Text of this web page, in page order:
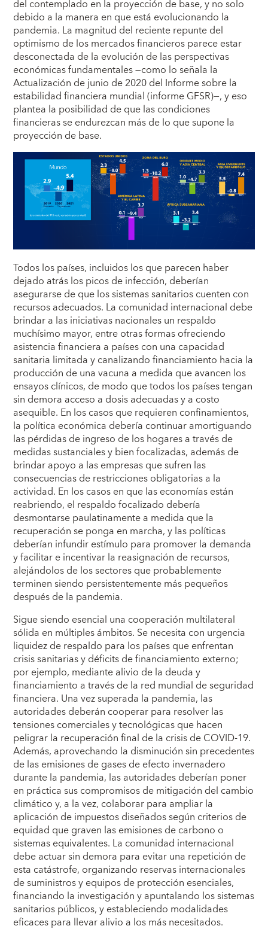
del contemplado en la proyección de base, y no solo
debido a la manera en que está evolucionando la
pandemia. La magnitud del reciente repunte del
optimismo de los mercados financieros parece estar
desconectada de la evolución de las perspectivas
económicas fundamentales —como lo señala la
Actualización de junio de 2020 del Informe sobre la
estabilidad financiera mundial (informe GFSR)—, y eso
plantea la posibilidad de que las condiciones
financieras se endurezcan más de lo que supone la
proyección de base.
Todos los países, incluidos los que parecen haber
dejado atrás los picos de infección, deberían
asegurarse de que los sistemas sanitarios cuenten con
recursos adecuados. La comunidad internacional debe
brindar a las iniciativas nacionales un respaldo
muchísimo mayor, entre otras formas ofreciendo
asistencia financiera a países con una capacidad
sanitaria limitada y canalizando financiamiento hacia la
producción de una vacuna a medida que avancen los
ensayos clínicos, de modo que todos los países tengan
sin demora acceso a dosis adecuadas y a costo
asequible. En los casos que requieren confinamientos,
la política económica debería continuar amortiguando
las pérdidas de ingreso de los hogares a través de
medidas sustanciales y bien focalizadas, además de
brindar apoyo a las empresas que sufren las
consecuencias de restricciones obligatorias a la
actividad. En los casos en que las economías están
reabriendo, el respaldo focalizado debería
desmontarse paulatinamente a medida que la
recuperación se ponga en marcha, y las políticas
deberían infundir estímulo para promover la demanda
y facilitar e incentivar la reasignación de recursos,
alejándolos de los sectores que probablemente
terminen siendo persistentemente más pequeños
después de la pandemia.
Sigue siendo esencial una cooperación multilateral
sólida en múltiples ámbitos. Se necesita con urgencia
liquidez de respaldo para los países que enfrentan
crisis sanitarias y déficits de financiamiento externo;
por ejemplo, mediante alivio de la deuda y
financiamiento a través de la red mundial de seguridad
financiera. Una vez superada la pandemia, las
autoridades deberán cooperar para resolver las
tensiones comerciales y tecnológicas que hacen
peligrar la recuperación final de la crisis de COVID-19.
Además, aprovechando la disminución sin precedentes
de las emisiones de gases de efecto invernadero
durante la pandemia, las autoridades deberían poner
en práctica sus compromisos de mitigación del cambio
climático y, a la vez, colaborar para ampliar la
aplicación de impuestos diseñados según criterios de
equidad que graven las emisiones de carbono o
sistemas equivalentes. La comunidad internacional
debe actuar sin demora para evitar una repetición de
esta catástrofe, organizando reservas internacionales
de suministros y equipos de protección esenciales,
financiando la investigación y apuntalando los sistemas
sanitarios públicos, y estableciendo modalidades
eficaces para llevar alivio a los más necesitados.